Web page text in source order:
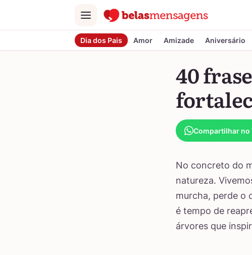
Menu
Dia dos Pais Amor Amizade Aniversário
40
Compartilhar no
No concreto do
natureza.
murcha, perde o
é tempo de
árvores que